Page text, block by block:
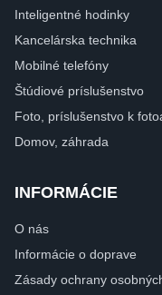
Inteligentné hodinky
Kancelárska technika
Mobilné telefóny
Štúdiové príslušenstvo
Foto, príslušenstvo k
Domov, záhrada
INFORMÁCIE
O nás
Informácie o doprave
Zásady ochrany